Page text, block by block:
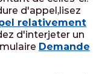
d'appel,lisez
relativement
d'interjeter un
Demande